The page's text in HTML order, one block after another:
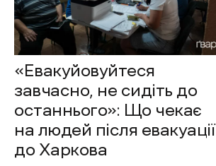
«Евакуйовуйтеся
завчасно, не сидіть до
останнього»: Що чекає
на людей після евакуації
до Харкова